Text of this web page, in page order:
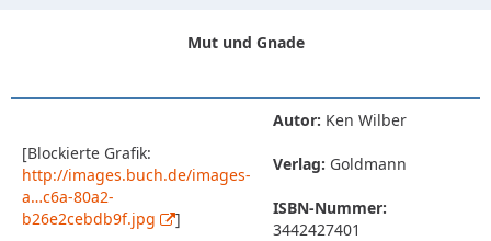
Mut und Gnade
[Blockierte Grafik:
http://images.buch.de/images-
a…c6a-80a2-
b26e2cebdb9f.jpg
]
Autor: Ken Wilber
Verlag: Goldmann
ISBN-Nummer:
3442427401